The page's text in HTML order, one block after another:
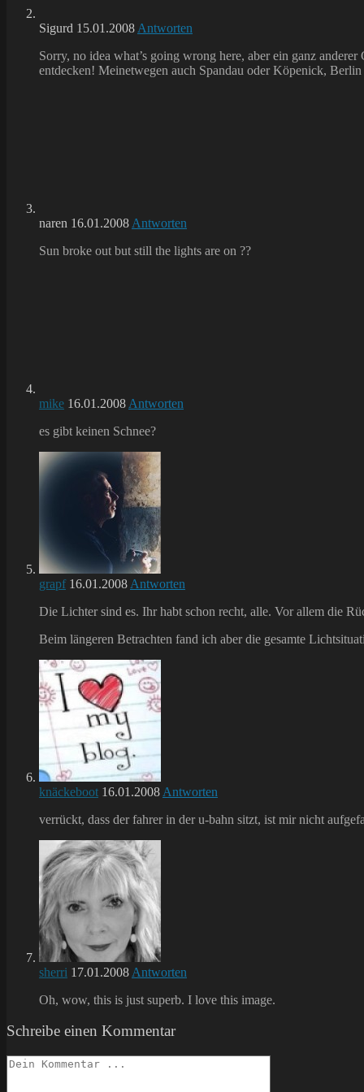
Sigurd 15.01.2008 Antworten
Sorry, no idea what’s going wrong here, aber ein ganz
entdecken! Meinetwegen auch Spandau oder Köpenick,
naren 16.01.2008 Antworten
Sun broke out but still the lights are on ??
mike 16.01.2008 Antworten
es gibt keinen Schnee?
grapf 16.01.2008 Antworten
Die Lichter sind es. Ihr habt schon recht, alle. Vor allem die
Beim längeren Betrachten fand ich aber die gesamte
knäckeboot 16.01.2008 Antworten
verrückt, dass der fahrer in der u-bahn sitzt, ist mir nicht
sherri 17.01.2008 Antworten
Oh, wow, this is just superb. I love this image.
Schreibe einen Kommentar
Kommentieren